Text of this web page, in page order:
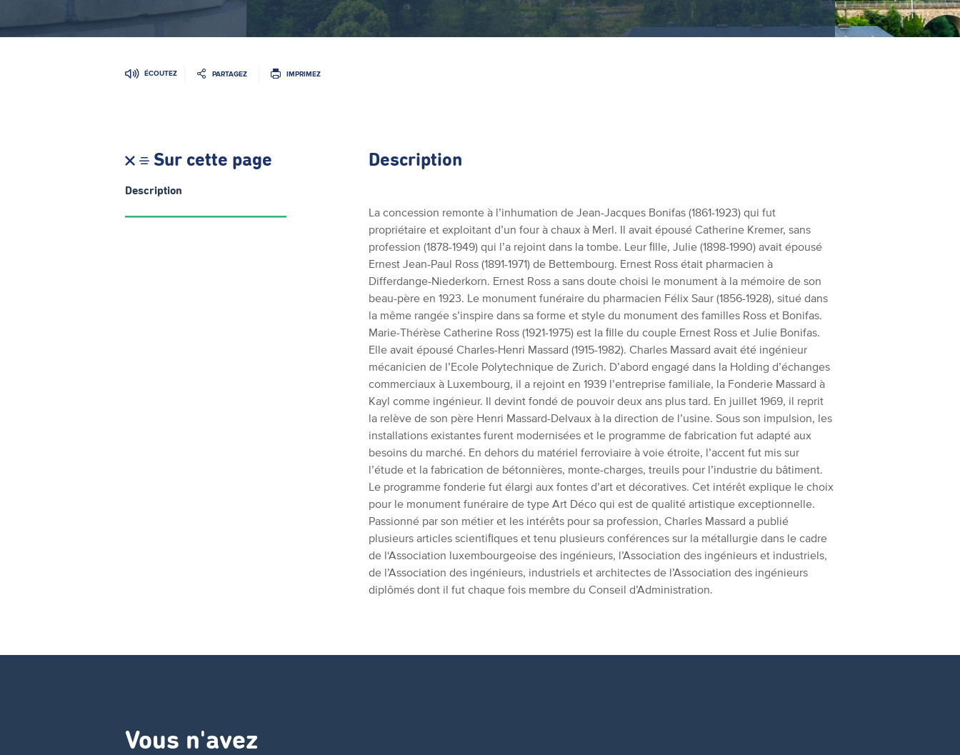
ÉCOUTEZ PARTAGEZ IMPRIMEZ
Sur cette page
Description
Description
La concession remonte à l’inhumation de Jean-Jacques Bonifas (1861-1923) qui fut
propriétaire et exploitant d’un four à chaux à Merl. Il avait épousé Catherine Kremer, sans
profession (1878-1949) qui l’a rejoint dans la tombe. Leur ﬁlle, Julie (1898-1990) avait épousé
Ernest Jean-Paul Ross (1891-1971) de Bettembourg. Ernest Ross était pharmacien à
Differdange-Niederkorn. Ernest Ross a sans doute choisi le monument à la mémoire de son
beau-père en 1923. Le monument funéraire du pharmacien Félix Saur (1856-1928), situé dans
la même rangée s’inspire dans sa forme et style du monument des familles Ross et Bonifas.
Marie-Thérèse Catherine Ross (1921-1975) est la ﬁlle du couple Ernest Ross et Julie Bonifas.
Elle avait épousé Charles-Henri Massard (1915-1982). Charles Massard avait été ingénieur
mécanicien de l’Ecole Polytechnique de Zurich. D’abord engagé dans la Holding d’échanges
commerciaux à Luxembourg, il a rejoint en 1939 l’entreprise familiale, la Fonderie Massard à
Kayl comme ingénieur. Il devint fondé de pouvoir deux ans plus tard. En juillet 1969, il reprit
la relève de son père Henri Massard-Delvaux à la direction de l’usine. Sous son impulsion, les
installations existantes furent modernisées et le programme de fabrication fut adapté aux
besoins du marché. En dehors du matériel ferroviaire à voie étroite, l’accent fut mis sur
l’étude et la fabrication de bétonnières, monte-charges, treuils pour l’industrie du bâtiment.
Le programme fonderie fut élargi aux fontes d’art et décoratives. Cet intérêt explique le choix
pour le monument funéraire de type Art Déco qui est de qualité artistique exceptionnelle.
Passionné par son métier et les intérêts pour sa profession, Charles Massard a publié
plusieurs articles scientiﬁques et tenu plusieurs conférences sur la métallurgie dans le cadre
de l‘Association luxembourgeoise des ingénieurs, l’Association des ingénieurs et industriels,
de l’Association des ingénieurs, industriels et architectes de l’Association des ingénieurs
diplômés dont il fut chaque fois membre du Conseil d’Administration.
Vous n'avez